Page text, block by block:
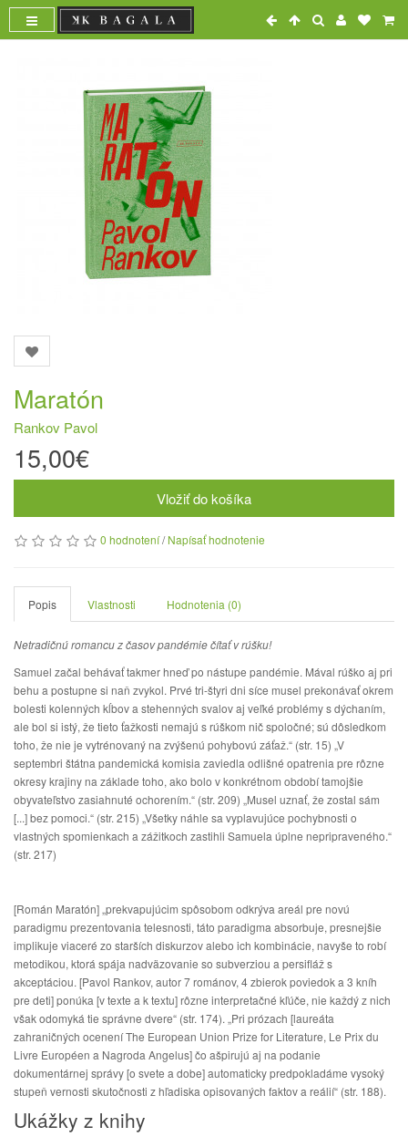
Maratón
Rankov Pavol
15,00€
Vložiť do košíka
0 hodnotení/Napísať hodnotenie
Popis Vlastnosti Hodnotenia (0)
Netradičnú romancu z časov pandémie čítať v rúšku!
Samuel začal behávať takmer hneď po nástupe pandémie. Mával rúško aj pri
behu a postupne si naň zvykol. Prvé tri-štyri dni síce musel prekonávať okrem
bolesti kolenných kĺbov a stehenných svalov aj veľké problémy s dýchaním,
ale bol si istý, že tieto ťažkosti nemajú s rúškom nič spoločné; sú dôsledkom
toho, že nie je vytrénovaný na zvýšenú pohybovú záťaž.“ (str. 15) „V
septembri štátna pandemická komisia zaviedla odlišné opatrenia pre rôzne
okresy krajiny na základe toho, ako bolo v konkrétnom období tamojšie
obyvateľstvo zasiahnuté ochorením.“ (str. 209) „Musel uznať, že zostal sám
[...] bez pomoci.“ (str. 215) „Všetky náhle sa vyplavujúce pochybnosti o
vlastných spomienkach a zážitkoch zastihli Samuela úplne nepripraveného.“
(str. 217)
[Román Maratón] „prekvapujúcim spôsobom odkrýva areál pre novú
paradigmu prezentovania telesnosti, táto paradigma absorbuje, presnejšie
implikuje viaceré zo starších diskurzov alebo ich kombinácie, navyše to robí
metodikou, ktorá spája nadväzovanie so subverziou a persifláž s
akceptáciou. [Pavol Rankov, autor 7 románov, 4 zbierok poviedok a 3 kníh
pre deti] ponúka [v texte a k textu] rôzne interpretačné kľúče, nie každý z nich
však odomyká tie správne dvere“ (str. 174). „Pri prózach [laureáta
zahraničných ocenení The European Union Prize for Literature, Le Prix du
Livre Européen a Nagroda Angelus] čo ašpirujú aj na podanie
dokumentárnej správy [o svete a dobe] automaticky predpokladáme vysoký
stupeň vernosti skutočnosti z hľadiska opisovaných faktov a reálií“ (str. 188).
Ukážky z knihy